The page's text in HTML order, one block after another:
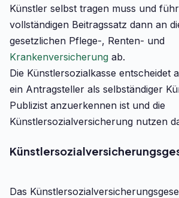
Künstler selbst tragen muss und
vollständigen Beitragssatz dann an
gesetzlichen Pflege-, Renten- und
Krankenversicherung ab.
Die Künstlersozialkasse entscheidet
ein Antragsteller als selbständiger
Publizist anzuerkennen ist und die
Künstlersozialversicherung nutzen
Das